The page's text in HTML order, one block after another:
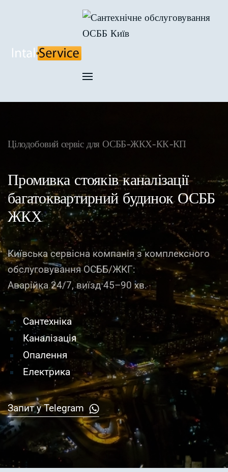
Skip to main content
Цілодобовий сервіс для ОСББ-ЖКХ-КК-КП
Промивка стояків каналізації
багатоквартирний будинок ОСББ
ЖКХ
Київська сервісна компанія з комплексного
обслуговування ОСББ/ЖКГ:
Аварійка 24/7, виїзд 45–90 хв.
Сантехніка
Каналізація
Опалення
Електрика
Запит у Telegram